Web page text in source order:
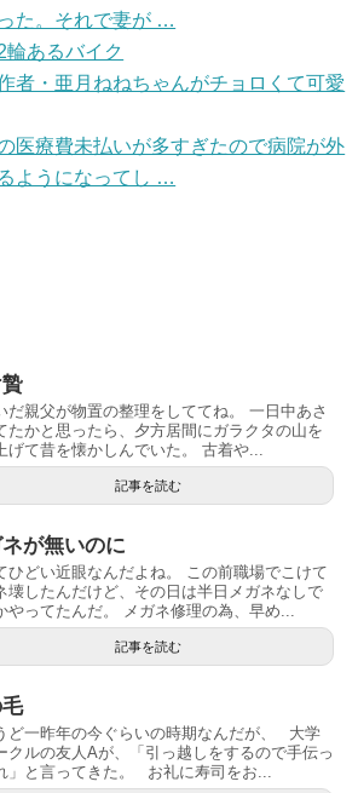
た。それで妻が …
輪あるバイク
者・亜月ねねちゃんがチョロくて可愛
医療費未払いが多すぎたので病院が外
ようになってし …
だ親父が物置の整理をしててね。 一日中あさ
たかと思ったら、夕方居間にガラクタの山を
げて昔を懐かしんでいた。 古着や...
記事を読む
ネが無いのに
ひどい近眼なんだよね。 この前職場でこけて
壊したんだけど、その日は半日メガネなしで
やってたんだ。 メガネ修理の為、早め...
記事を読む
ど一昨年の今ぐらいの時期なんだが、 大学
クルの友人Aが、「引っ越しをするので手伝っ
」と言ってきた。 お礼に寿司をお...